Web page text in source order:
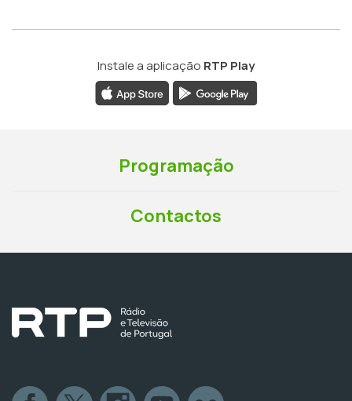
Instale a aplicação RTP Play
Programação
Contactos